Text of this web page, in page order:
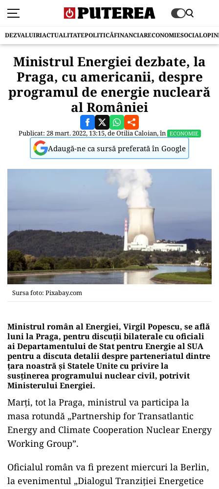
DEZVALUIRIACTUALITATEPOLITICĂFINANCIARECONOMIESOCIAL
Ministrul Energiei dezbate, la
Praga, cu americanii, despre
programul de energie nucleară
al României
Publicat: 28 mart. 2022, 13:15, deOtilia Caloian, în ECONOMIE
Adaugă-ne ca sursă preferată în Google
Sursa foto: Pixabay.com
Ministrul român al Energiei, Virgil Popescu, se află
luni la Praga, pentru discuţii bilaterale cu oficiali
ai Departamentului de Stat pentru Energie al SUA
pentru a discuta detalii despre parteneriatul dintre
ţara noastră şi Statele Unite cu privire la
susţinerea programului nuclear civil, potrivit
Ministerului Energiei.
Marţi, tot la Praga, ministrul va participa la
masa rotundă „Partnership for Transatlantic
Energy and Climate Cooperation Nuclear Energy
Working Group”.
Oficialul român va fi prezent miercuri la Berlin,
la evenimentul „Dialogul Tranziţiei Energetice